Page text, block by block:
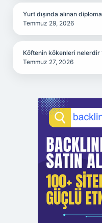
Yurt dışında alınan
Temmuz 29, 2026
Köftenin kökenleri nelerdir
Temmuz 27, 2026